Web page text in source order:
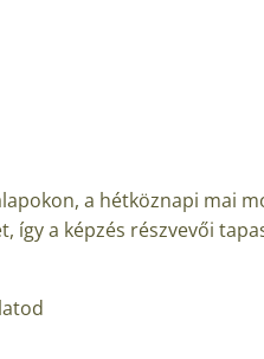
a hétköznapi mai
így a képzés részvevői